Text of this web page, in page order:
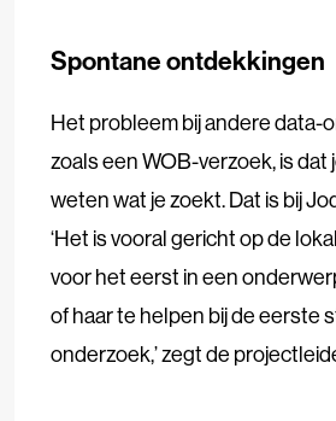
Spontane ontdekkingen
Het probleem bij andere data-
zoals een WOB-verzoek, is dat
weten wat je zoekt. Dat is bij
‘Het is vooral gericht op de
voor het eerst in een
of haar te helpen bij de eerste
onderzoek,’ zegt de